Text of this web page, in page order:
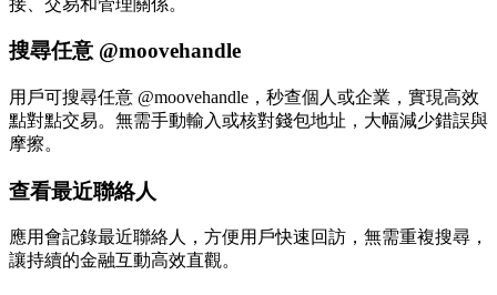
搜尋任意 @moovehandle
用戶可搜尋任意 @moovehandle ，秒查個人或企業，實現高效
點對點交易。無需手動輸入或核對錢包地址，大幅減少錯誤與
摩擦。
查看最近聯絡人
應用會記錄最近聯絡人，方便用戶快速回訪，無需重複搜尋，
讓持續的金融互動高效直觀。